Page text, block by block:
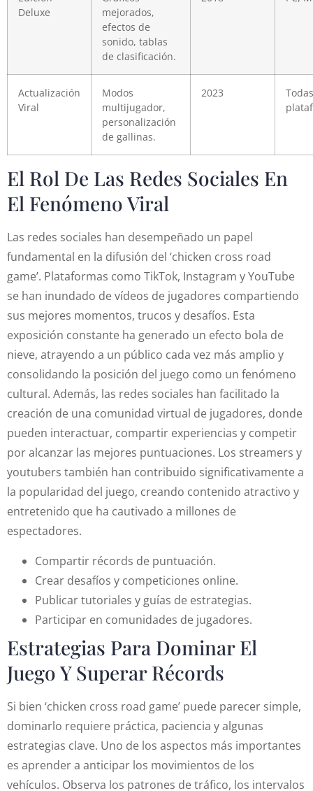
Deluxe
mejorados,
efectos de
sonido, tablas
de clasificación.
Actualización
Viral
Modos
multijugador,
personalización
de gallinas.
2023
El Rol De Las Redes Sociales En
El Fenómeno Viral
Las redes sociales han desempeñado un papel
fundamental en la difusión del ‘chicken cross road
game’. Plataformas como TikTok, Instagram y YouTube
se han inundado de vídeos de jugadores compartiendo
sus mejores momentos, trucos y desafíos. Esta
exposición constante ha generado un efecto bola de
nieve, atrayendo a un público cada vez más amplio y
consolidando la posición del juego como un fenómeno
cultural. Además, las redes sociales han facilitado la
creación de una comunidad virtual de jugadores, donde
pueden interactuar, compartir experiencias y competir
por alcanzar las mejores puntuaciones. Los streamers y
youtubers también han contribuido significativamente a
la popularidad del juego, creando contenido atractivo y
entretenido que ha cautivado a millones de
espectadores.
Compartir récords de puntuación.
Crear desafíos y competiciones online.
Publicar tutoriales y guías de estrategias.
Participar en comunidades de jugadores.
Estrategias Para Dominar El
Juego Y Superar Récords
Si bien ‘chicken cross road game’ puede parecer simple,
dominarlo requiere práctica, paciencia y algunas
estrategias clave. Uno de los aspectos más importantes
es aprender a anticipar los movimientos de los
vehículos. Observa los patrones de tráfico, los intervalos